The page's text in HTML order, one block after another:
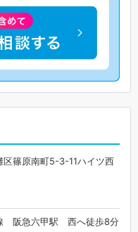
区篠原南町5-3-11ハイツ西
阪急六甲駅 西へ徒歩8分